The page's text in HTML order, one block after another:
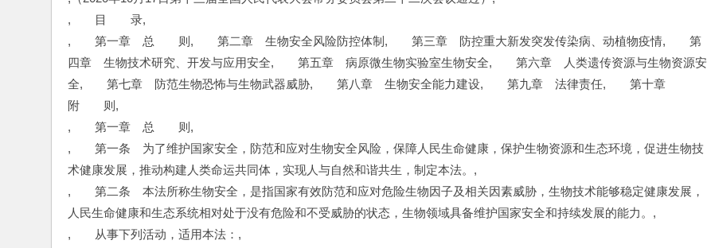
,　　目　　录,
,　　第一章　总　　则,　　第二章　生物安全风险防控体制,　　第三章　防控重大新发突发传染病、动植物疫情,　　第
四章　生物技术研究、开发与应用安全,　　第五章　病原微生物实验室生物安全,　　第六章　人类遗传资源与生物资源安
全,　　第七章　防范生物恐怖与生物武器威胁,　　第八章　生物安全能力建设,　　第九章　法律责任,　　第十章
附　　则,
,　　第一章　总　　则,
,　　第一条　为了维护国家安全，防范和应对生物安全风险，保障人民生命健康，保护生物资源和生态环境，促进生物技
术健康发展，推动构建人类命运共同体，实现人与自然和谐共生，制定本法。,
,　　第二条　本法所称生物安全，是指国家有效防范和应对危险生物因子及相关因素威胁，生物技术能够稳定健康发展，
人民生命健康和生态系统相对处于没有危险和不受威胁的状态，生物领域具备维护国家安全和持续发展的能力。,
,　　从事下列活动，适用本法：,